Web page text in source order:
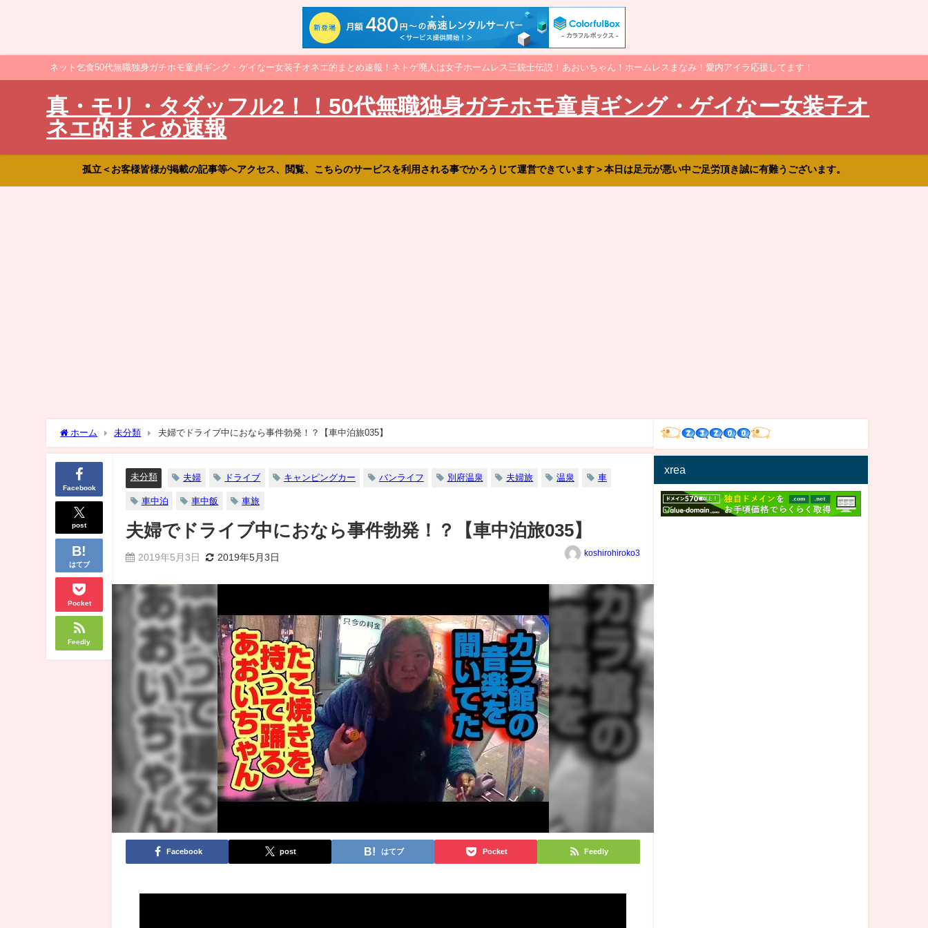
ネット乞食50代無職独身ガチホモ童貞ギング・ゲイなー女装子オネエ的まとめ速報！ネトゲ廃人は女子ホームレス三銃士伝説！あおいちゃん！ホームレスまなみ！愛内アイラ応援してます！
真・モリ・タダッフル2！！50代無職独身ガチホモ童貞ギング・ゲイなー女装子オ
ネエ的まとめ速報
孤立＜お客様皆様が掲載の記事等へアクセス、閲覧、こちらのサービスを利用される事でかろうじて運営できています＞本日は足元が悪い中ご足労頂き誠に有難うございます。
ホーム 未分類 夫婦でドライブ中におなら事件勃発！？【車中泊旅035】
Facebook
post
はてブ
Pocket
Feedly
未分類 夫婦 ドライブ キャンピングカー バンライフ 別府温泉 夫婦旅 温泉 車
車中泊 車中飯 車旅
夫婦でドライブ中におなら事件勃発！？【車中泊旅035】
2019年5月3日 2019年5月3日 koshirohiroko3
Facebook post はてブ Pocket Feedly
xrea